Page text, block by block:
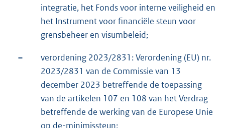
integratie, het Fonds voor interne veiligheid en
het Instrument voor financiële steun voor
grensbeheer en visumbeleid;
–
verordening 2023/2831: Verordening (EU) nr.
2023/2831 van de Commissie van 13
december 2023 betreffende de toepassing
van de artikelen 107 en 108 van het Verdrag
betreffende de werking van de Europese Unie
op de-minimissteun;